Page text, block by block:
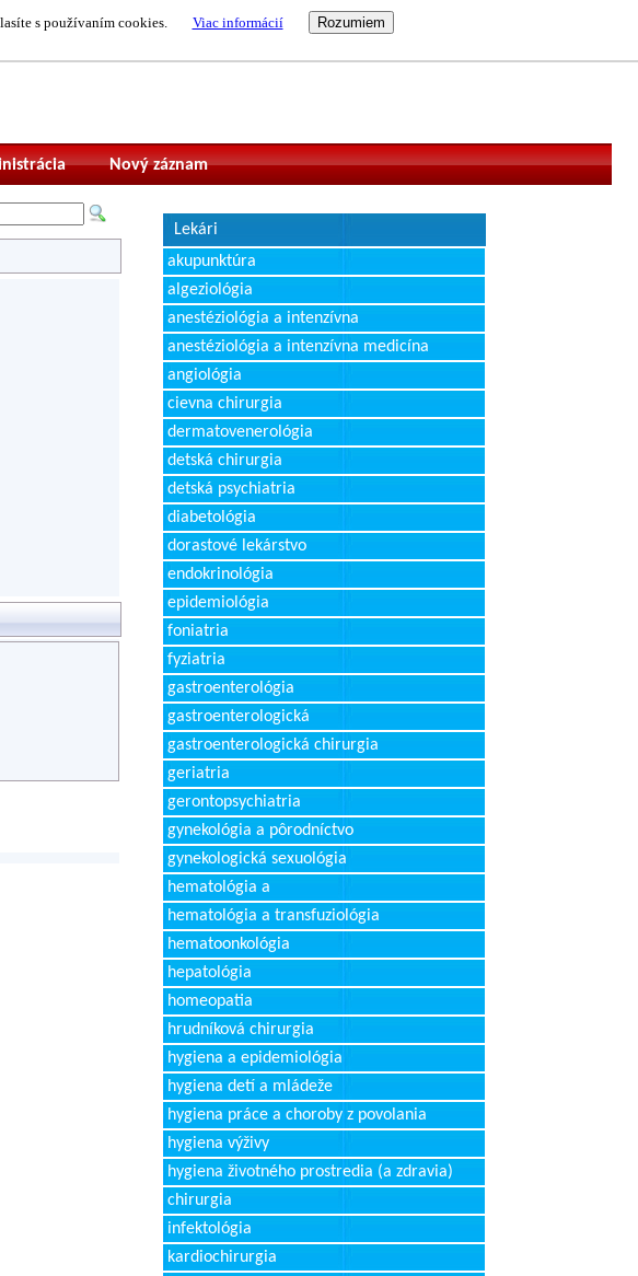
s používaním cookies. Viac informácií
Nový záznam
Lekári
akupunktúra
algeziológia
anestéziológia a intenzívna
anestéziológia a intenzívna medicína
angiológia
cievna chirurgia
dermatovenerológia
detská chirurgia
detská psychiatria
diabetológia
dorastové lekárstvo
endokrinológia
epidemiológia
foniatria
fyziatria
gastroenterológia
gastroenterologická
gastroenterologická chirurgia
geriatria
gerontopsychiatria
gynekológia a pôrodníctvo
gynekologická sexuológia
hematológia a
hematológia a transfuziológia
hematoonkológia
hepatológia
homeopatia
hrudníková chirurgia
hygiena a epidemiológia
hygiena detí a mládeže
hygiena práce a choroby z povolania
hygiena výživy
hygiena životného prostredia (a zdravia)
chirurgia
infektológia
kardiochirurgia